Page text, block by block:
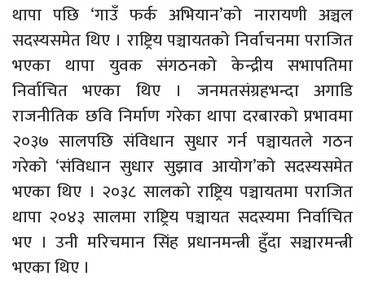
थापा पछि ‘गाउँ फर्क अभियान’को नारायणी अञ्चल
सदस्यसमेत थिए । राष्ट्रिय पञ्चायतको निर्वाचनमा पराजित
भएका थापा युवक संगठनको केन्द्रीय सभापतिमा
निर्वाचित भएका थिए । जनमतसंग्रहभन्दा अगाडि
राजनीतिक छवि निर्माण गरेका थापा दरबारको प्रभावमा
२०३७ सालपछि संविधान सुधार गर्न पञ्चायतले गठन
गरेको ‘संविधान सुधार सुझाव आयोग’को सदस्यसमेत
भएका थिए । २०३८ सालको राष्ट्रिय पञ्चायतमा पराजित
थापा २०४३ सालमा राष्ट्रिय पञ्चायत सदस्यमा निर्वाचित
भए । उनी मरिचमान सिंह प्रधानमन्त्री हुँदा सञ्चारमन्त्री
भएका थिए ।